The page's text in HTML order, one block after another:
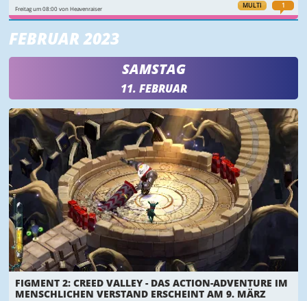
MULTI 1
Freitag um 08:00 von Heavenraiser
FEBRUAR 2023
SAMSTAG
11. FEBRUAR
FIGMENT 2: CREED VALLEY - DAS ACTION-ADVENTURE IM
MENSCHLICHEN VERSTAND ERSCHEINT AM 9. MÄRZ